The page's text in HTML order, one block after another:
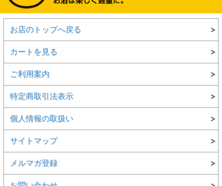
お店のトップへ戻る
カートを見る
ご利用案内
特定商取引法表示
個人情報の取扱い
サイトマップ
メルマガ登録